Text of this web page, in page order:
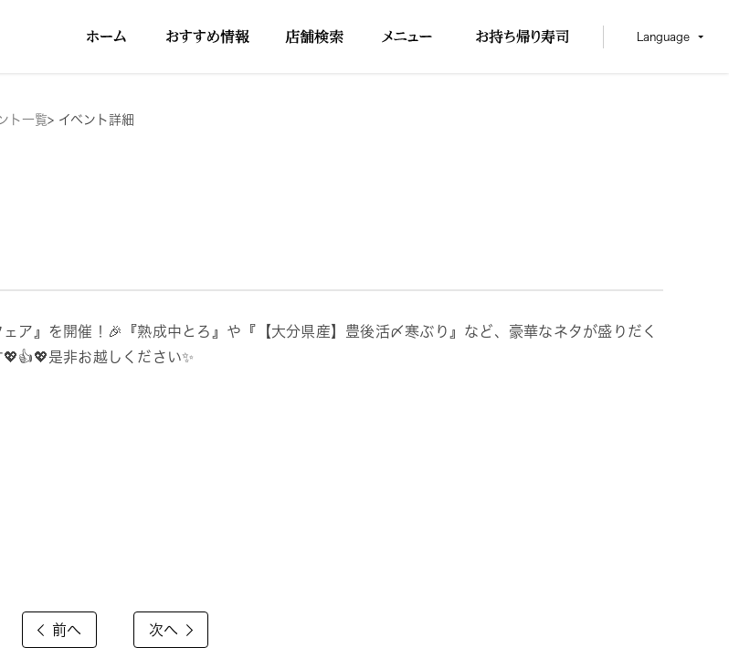
Language
ト一覧> イベント詳細
ェア』を開催！🎉『熟成中とろ』や『【大分県産】豊後活〆寒ぶり』など、豪華なネタが盛りだく
是非お越しください✨
前へ 次へ